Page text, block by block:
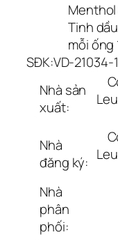
Menthol
Tinh
mỗi ống
SĐK:VD-21034-
Nhà sản
xuất:
Nhà
đăng ký:
Nhà
phân
phối: